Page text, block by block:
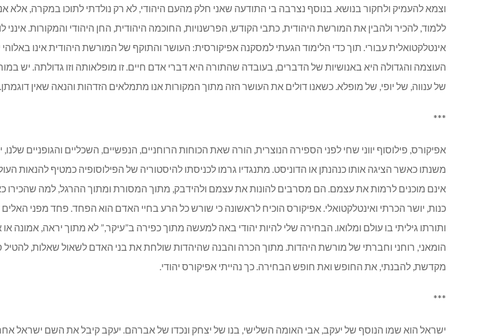
וצמא להעמיק ולחקור בנושא. בנוסף נצרבה בי התודעה שאני חלק מהעם היהודי, לא רק נולדתי לתוכו במקרה, אלא
ללמוד, להכיר ולהבין את המורשת היהודית, כתבי הקודש, הפרשנויות, החוכמה היהודית, החן היהודי והמקורות.
אינטלקטואלית עבורי. תוך כדי הלימוד הגעתי למסקנה אפיקורסית: העושר והתוקף של המורשת היהודית אינו באלוהי
העוצמה והגדולה היא באנושיות של הדברים, בעובדה שהתורה היא דברי אדם חיים. זו מופלאותה וזו גדולתה. יש
של ענווה, של יופי, של מופלא. כשאנו דולים את העושר הזה מתוך המקורות אנו מתמלאים הזדהות והנאה שאין
***
אפיקורס, פילוסוף יווני שחי לפני הספירה הנוצרית, הורה שאת הכוחות הרוחניים, הנפשיים, השכליים והגופניים
משנתו כאשר הציגה אותו כנהנתן או הדוניסט. מתנגדיו גרמו לכניסתו להיסטוריה של הפילוסופיה כמטיף
אינם מוכנים לרמות את עצמם. הם מסרבים להונות את עצמם ולהידבק, מתוך המסורת ומתוך ההרגל, למה שהכירו
כנות, יושר הכרתי ואינטלקטואלי. אפיקורס הוכיח לראשונה כי שורש כל הרע בחיי האדם הוא הפחד. פחד מפני
ותורתו גיליתי בו עולם ומלואו. הבחירה שלי להיות יהודי באה למעשה מתוך כפירה ב”עיקר,” לא מתוך יראה,
הומאני, רוחני וחברתי של מורשת היהדות. מתוך הכרה והבנה שהיהדות שולחת את בני האדם לשאול שאלות,
מקדשת, להבנתי, את החופש ואת חופש הבחירה. כך נהייתי אפיקורס יהודי.
***
ישראל הוא שמו הנוסף של יעקב, אבי האומה השלישי, בנו של יצחק ונכדו של אברהם. יעקב קיבל את השם ישראל